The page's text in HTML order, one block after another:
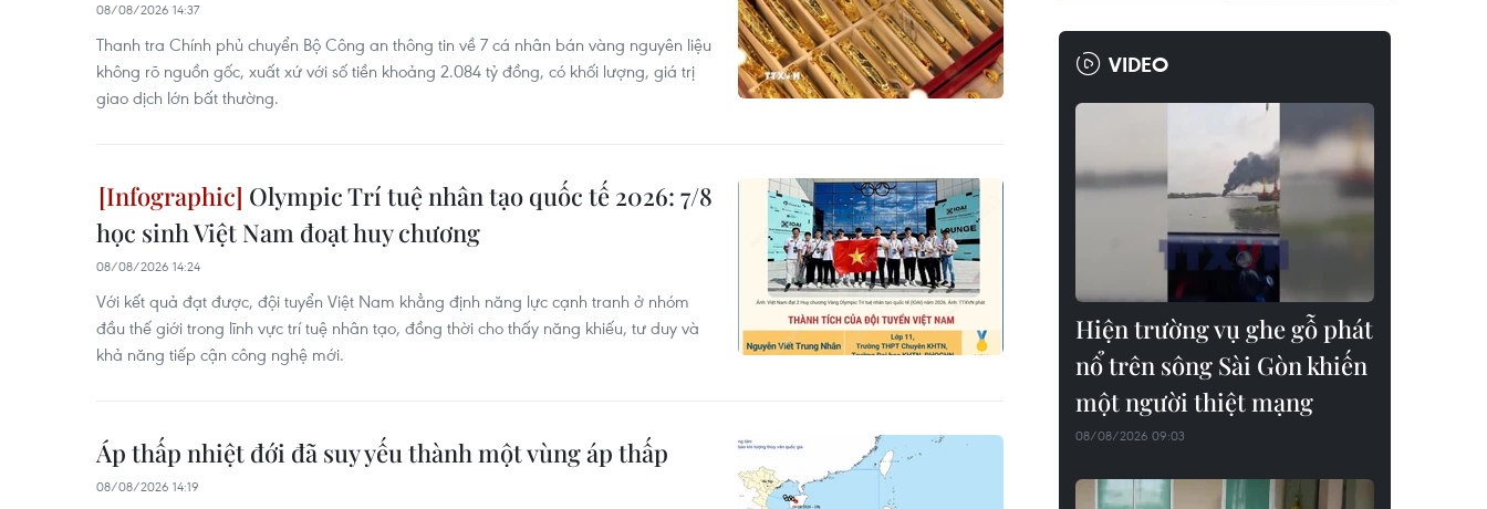
08/08/2026 14:37
Thanh tra Chính phủ chuyển Bộ Công an thông tin về 7 cá nhân bán vàng nguyên liệu
không rõ nguồn gốc, xuất xứ với số tiền khoảng 2.084 tỷ đồng, có khối lượng, giá trị
giao dịch lớn bất thường.
Olympic Trí tuệ nhân tạo quốc tế 2026: 7/8
học sinh Việt Nam đoạt huy chương
08/08/2026 14:24
Với kết quả đạt được, đội tuyển Việt Nam khẳng định năng lực cạnh tranh ở nhóm
đầu thế giới trong lĩnh vực trí tuệ nhân tạo, đồng thời cho thấy năng khiếu, tư duy và
khả năng tiếp cận công nghệ mới.
Áp thấp nhiệt đới đã suy yếu thành một vùng áp thấp
08/08/2026 14:19
VIDEO
Hiện trường vụ ghe gỗ phát
nổ trên sông Sài Gòn khiến
một người thiệt mạng
08/08/2026 09:03